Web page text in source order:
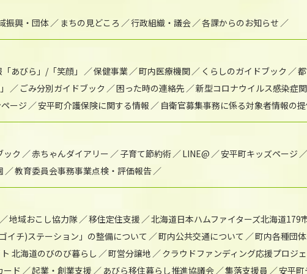
振興・団体 まちの見どころ 行政組織・議会 各課からのお知らせ
あびら」/「笑顔」 保健事業 町内医療機関 くらしのガイドブック
ごみ分別ガイドブック 困った時の連絡先
新型コロナウイルス感染症
ージ
安平町介護保険に関する情報 自衛官募集事務に係る対象者情報の
ック 赤ちゃんダイアリー 子育て節約術 LINE@
安平町キッズページ
教育委員会事務事業点検・評価報告
地域おこし協力隊 移住定住支援
北海道日本ハムファイターズ北海道179
イチ)ステーション」の整備について 町内公共交通について
町内各種団
北海道のびのび暮らし
町営分譲地
クラウドファンディング応援プロジ
ード 起業・創業支援 あびら移住暮らし推進協議会 集落支援員 安平